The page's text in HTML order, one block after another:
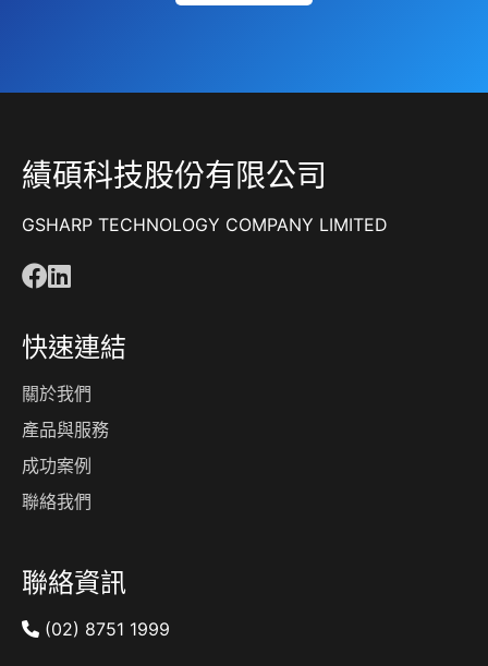
績碩科技股份有限公司
GSHARP TECHNOLOGY COMPANY LIMITED
快速連結
關於我們
產品與服務
成功案例
聯絡我們
聯絡資訊
(02) 8751 1999